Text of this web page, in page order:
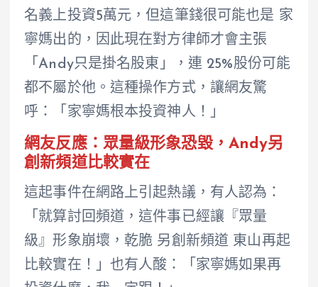
名義上投資5萬元，但這筆錢很可能也是 家
寧媽出的，因此現在對方律師才會主張
「Andy只是掛名股東」，連 25%股份可能
都不屬於他。這種操作方式，讓網友驚
呼：「家寧媽根本投資神人！」
網友反應：眾量級形象恐毀，Andy另
創新頻道比較實在
這起事件在網路上引起熱議，有人認為：
「就算討回頻道，這件事已經讓『眾量
級』形象崩壞，乾脆 另創新頻道 東山再起
比較實在！」也有人酸：「家寧媽如果再